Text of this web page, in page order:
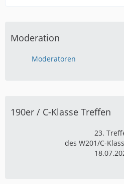
Moderation
Moderatoren
190er / C-Klasse Treffen
23.
des W201/C-